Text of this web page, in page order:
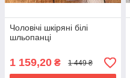
Чоловічі шкіряні білі
шльопанці
1 159,20 ₴ 1 449 ₴